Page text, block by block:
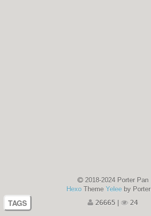
2018-2024 Porter Pan
Hexo Theme Yelee by Porter
26665 | 24
TAGS